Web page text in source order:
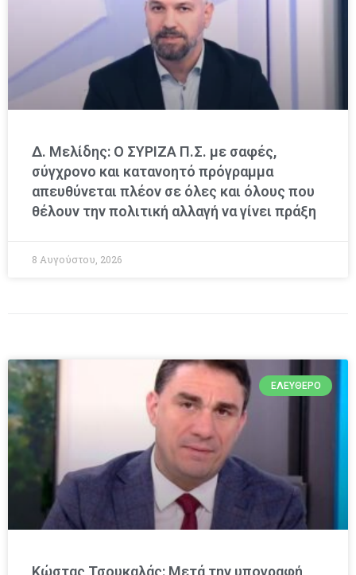
Δ. Μελίδης: Ο ΣΥΡΙΖΑ Π.Σ. με σαφές,
σύγχρονο και κατανοητό πρόγραμμα
απευθύνεται πλέον σε όλες και όλους που
θέλουν την πολιτική αλλαγή να γίνει πράξη
8 Αυγούστου, 2026
ΕΛΕΎΘΕΡΟ
Κώστας Τσουκαλάς: Μετά την υπογραφή